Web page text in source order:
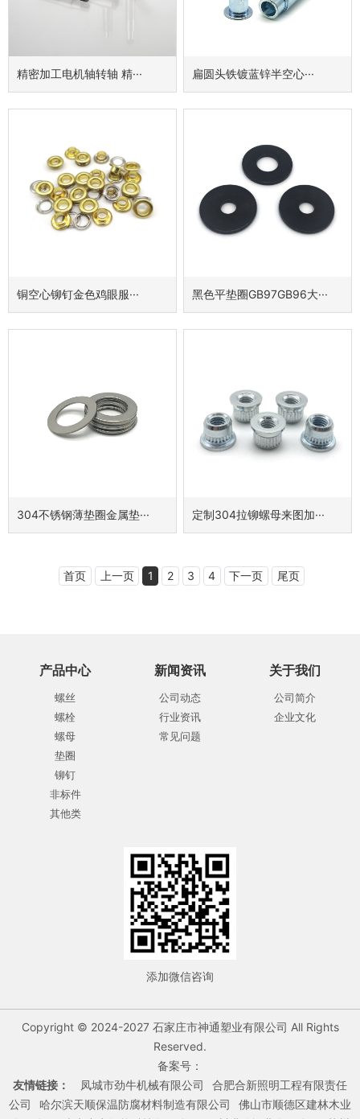
精密加工电机轴转轴 精··· 扁圆头铁镀蓝锌半空心···
铜空心铆钉金色鸡眼服··· 黑色平垫圈GB97GB96大···
304不锈钢薄垫圈金属垫··· 定制304拉铆螺母来图加···
首页 上一页 1 2 3 4 下一页 尾页
产品中心
螺丝
螺栓
螺母
垫圈
铆钉
非标件
其他类
新闻资讯
公司动态
行业资讯
常见问题
关于我们
公司简介
企业文化
添加微信咨询
Copyright © 2024-2027 石家庄市神通塑业有限公司 All Rights
Reserved.
备案号：
友情链接：
凤城市劲牛机械有限公司
合肥合新照明工程有限责任
公司
哈尔滨天顺保温防腐材料制造有限公司
佛山市顺德区建林木业